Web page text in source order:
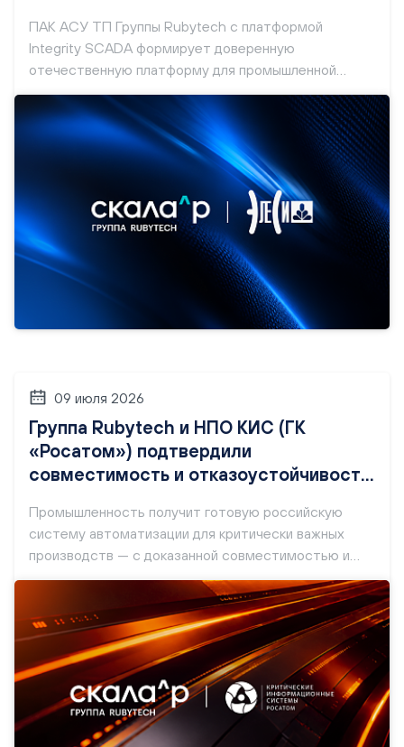
ПАК АСУ ТП Группы Rubytech с платформой
Integrity SCADA формирует доверенную
отечественную платформу для промышленной
автоматизации, объединяющую отказоустойчивую
инфраструктуру, средства управления
технологическими процессами и встроенные
механизмы киберзащиты.
09 июля 2026
Группа Rubytech и НПО КИС (ГК
«Росатом») подтвердили
совместимость и отказоустойчивость
промышленной автоматизации
Промышленность получит готовую российскую
систему автоматизации для критически важных
производств — с доказанной совместимостью и
отказоустойчивостью